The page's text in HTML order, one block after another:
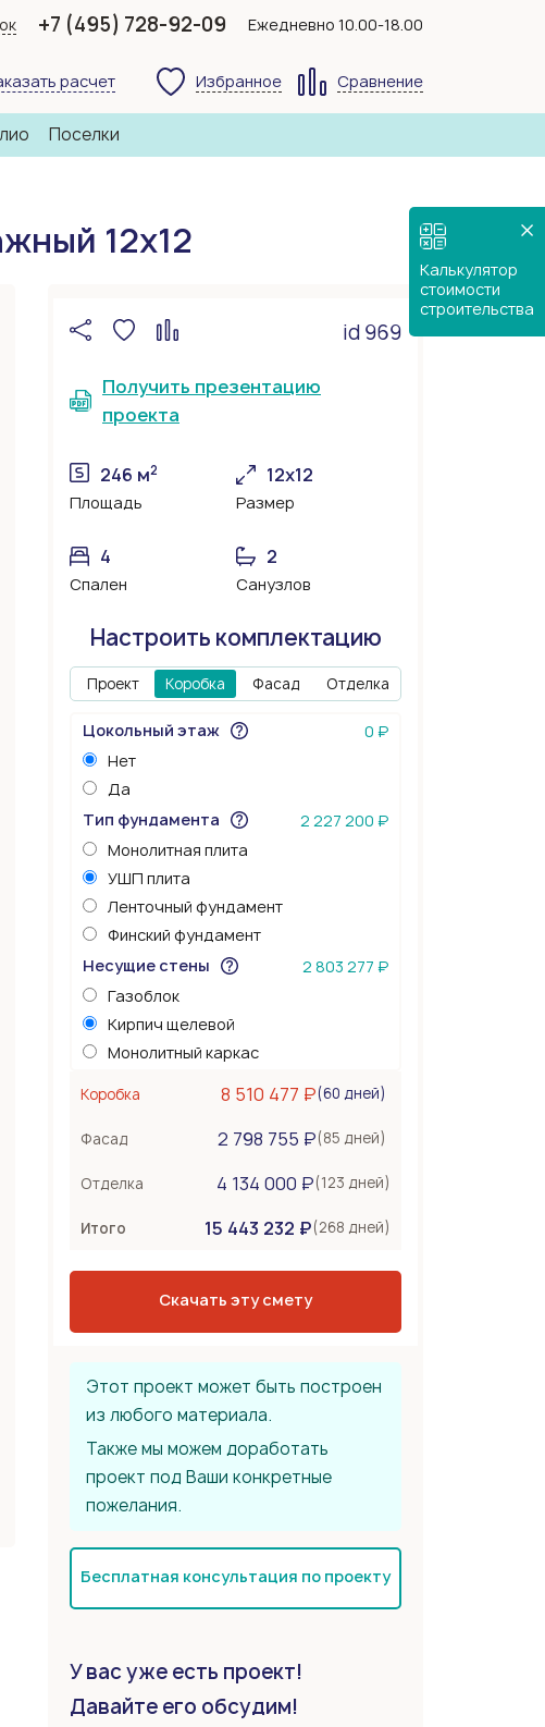
Калькулятор
стоимости
строительства
+7 (495) 728-92-09 Ежедневно 10.00-18.00
расчет Избранное Сравнение
Поселки
12х12
id 969
Получить презентацию
проекта
246 м2
Площадь
12х12
Размер
4
Спален
2
Санузлов
Настроить комплектацию
Проект Коробка Фасад Отделка
Цокольный этаж
0 ₽
Нет
Да
Тип фундамента
2 227 200 ₽
Монолитная плита
УШП плита
Ленточный фундамент
Финский фундамент
Несущие стены
2 803 277 ₽
Газоблок
Кирпич щелевой
Монолитный каркас
Бетонные стены
Сборное из ЖБ плит
Коробка 8 510 477 ₽(60 дней)
Фасад 2 798 755 ₽(85 дней)
Отделка 4 134 000 ₽(123 дней)
Итого 15 443 232 ₽(268 дней)
Скачать эту смету
Этот проект может быть построен
из любого материала.
Также мы можем доработать
проект под Ваши конкретные
пожелания.
Бесплатная консультация по проекту
У вас уже есть проект!
Давайте его обсудим!